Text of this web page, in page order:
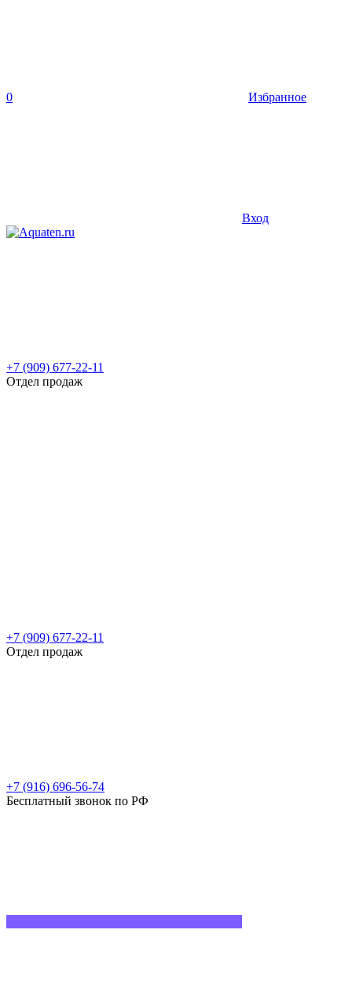
0 Избранное
Вход
+7 (909) 677-22-11
Отдел продаж
+7 (909) 677-22-11
Отдел продаж
+7 (916) 696-56-74
Бесплатный звонок по РФ